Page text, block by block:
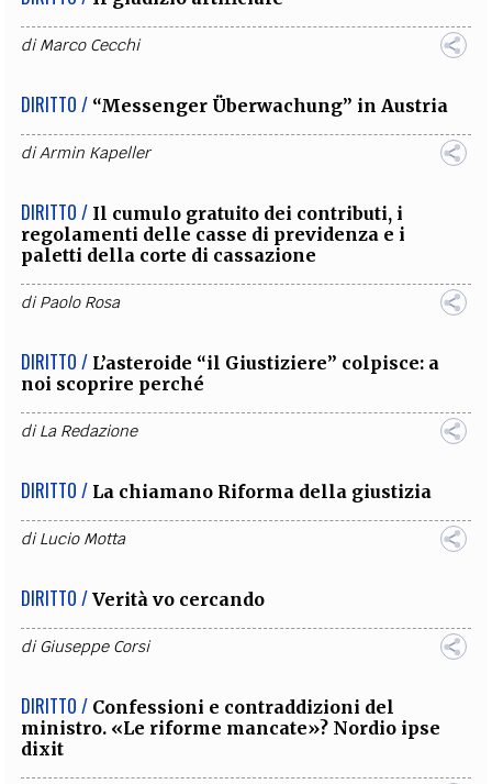
diMarco Cecchi
DIRITTO / “Messenger Überwachung” in Austria
diArmin Kapeller
DIRITTO / Il cumulo gratuito dei contributi, i
regolamenti delle casse di previdenza e i
paletti della corte di cassazione
diPaolo Rosa
DIRITTO / L’asteroide “il Giustiziere” colpisce: a
noi scoprire perché
diLa Redazione
DIRITTO / La chiamano Riforma della giustizia
diLucio Motta
DIRITTO / Verità vo cercando
diGiuseppe Corsi
DIRITTO / Confessioni e contraddizioni del
ministro. «Le riforme mancate»? Nordio ipse
dixit